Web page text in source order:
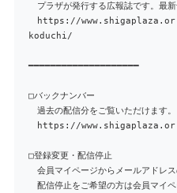
プラザが発行する広報誌です。最
https://
koduchi/
━━━━━━━━━━━━━━━━━━━━
□バックナンバー
過去の配信分をご覧いただけます。
https://
□登録変更・配信停止
会員マイページからメールアドレス
配信停止をご希望の方は会員マイ